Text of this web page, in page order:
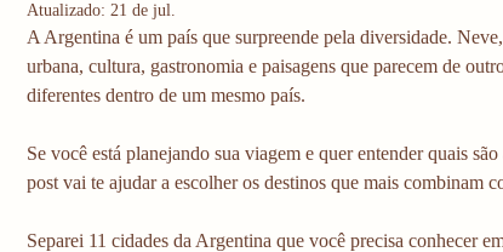
Atualizado: 21 de jul.
A Argentina é um país que surpreende pela diversidade.
urbana, cultura, gastronomia e paisagens que parecem de
diferentes dentro de um mesmo país.
Se você está planejando sua viagem e quer entender quais
post vai te ajudar a escolher os destinos que mais combinam
Separei 11 cidades da Argentina que você precisa conhecer